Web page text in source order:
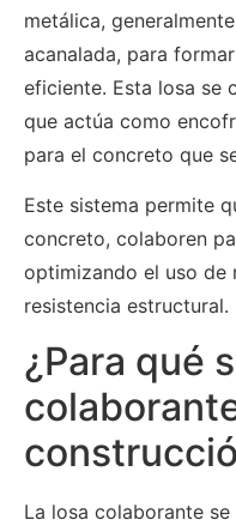
metálica,
acanalada, para
eficiente. Esta losa se
que actúa como
para el concreto que
Este sistema permite
concreto, colaboren
optimizando el uso de
resistencia estructural.
¿Para qué
La losa colaborante